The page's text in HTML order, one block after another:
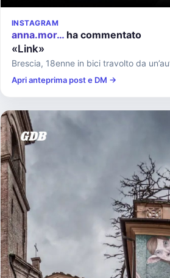
INSTAGRAM
anna.mor… ha commentato
«Link»
Brescia, 18enne in bici travolto da
Apri anteprima post e DM →